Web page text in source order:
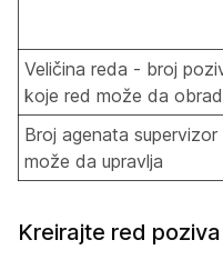
Veličina reda - broj
koje red može da
Broj agenata supervizor
može da upravlja
Kreirajte red poziva